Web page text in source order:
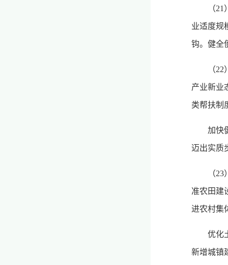
（
业适度规
钩。健全
（
产业新业
类帮扶制
加快
迈出实质
（
准农田建
进农村集
优化
新增城镇